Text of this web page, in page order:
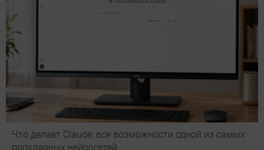
Что делает Сlaude: все возможности одной из самых
популярных нейросетей